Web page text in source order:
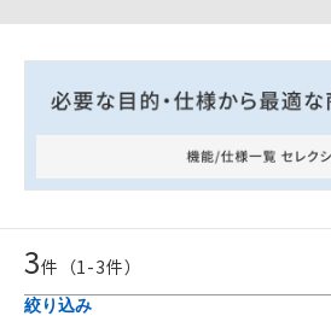
3件（1 -3件）
絞り込み